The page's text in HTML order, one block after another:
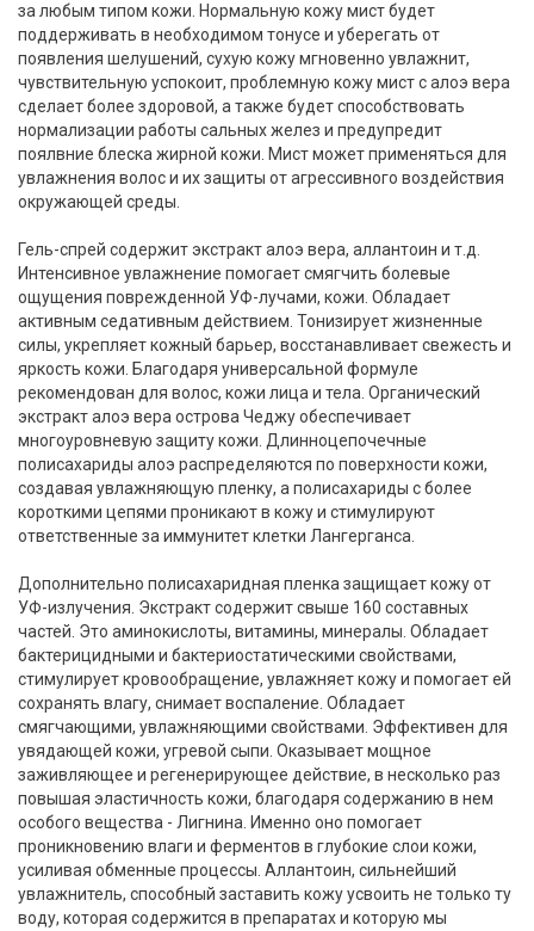
за любым типом кожи. Нормальную кожу мист будет
поддерживать в необходимом тонусе и уберегать от
появления шелушений, сухую кожу мгновенно увлажнит,
чувствительную успокоит, проблемную кожу мист с алоэ вера
сделает более здоровой, а также будет способствовать
нормализации работы сальных желез и предупредит
поялвние блеска жирной кожи. Мист может применяться для
увлажнения волос и их защиты от агрессивного воздействия
окружающей среды.
Гель-спрей содержит экстракт алоэ вера, аллантоин и т.д.
Интенсивное увлажнение помогает смягчить болевые
ощущения поврежденной УФ-лучами, кожи. Обладает
активным седативным действием. Тонизирует жизненные
силы, укрепляет кожный барьер, восстанавливает свежесть и
яркость кожи. Благодаря универсальной формуле
рекомендован для волос, кожи лица и тела. Органический
экстракт алоэ вера острова Чеджу обеспечивает
многоуровневую защиту кожи. Длинноцепочечные
полисахариды алоэ распределяются по поверхности кожи,
создавая увлажняющую пленку, а полисахариды с более
короткими цепями проникают в кожу и стимулируют
ответственные за иммунитет клетки Лангерганса.
Дополнительно полисахаридная пленка защищает кожу от
УФ-излучения. Экстракт содержит свыше 160 составных
частей. Это аминокислоты, витамины, минералы. Обладает
бактерицидными и бактериостатическими свойствами,
стимулирует кровообращение, увлажняет кожу и помогает ей
сохранять влагу, снимает воспаление. Обладает
смягчающими, увлажняющими свойствами. Эффективен для
увядающей кожи, угревой сыпи. Оказывает мощное
заживляющее и регенерирующее действие, в несколько раз
повышая эластичность кожи, благодаря содержанию в нем
особого вещества - Лигнина. Именно оно помогает
проникновению влаги и ферментов в глубокие слои кожи,
усиливая обменные процессы. Аллантоин, сильнейший
увлажнитель, способный заставить кожу усвоить не только ту
воду, которая содержится в препаратах и которую мы